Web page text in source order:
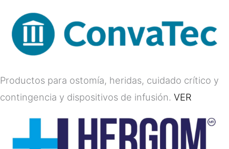
Productos para ostomía, heridas, cuidado crítico y
contingencia y dispositivos de infusión. VER